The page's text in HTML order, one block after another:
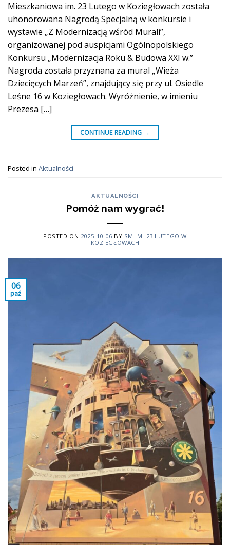
Mieszkaniowa im. 23 Lutego w Koziegłowach została
uhonorowana Nagrodą Specjalną w konkursie i
wystawie „Z Modernizacją wśród Murali”,
organizowanej pod auspicjami Ogólnopolskiego
Konkursu „Modernizacja Roku & Budowa XXI w.”
Nagroda została przyznana za mural „Wieża
Dziecięcych Marzeń”, znajdujący się przy ul. Osiedle
Leśne 16 w Koziegłowach. Wyróżnienie, w imieniu
Prezesa […]
CONTINUE READING →
Posted in Aktualności
AKTUALNOŚCI
Pomóż nam wygrać!
POSTED ON 2025-10-06 BY SM IM. 23 LUTEGO W
KOZIEGŁOWACH
06
paź